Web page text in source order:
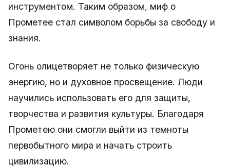
инструментом. Таким образом, миф о
Прометее стал символом борьбы за свободу и
знания.
Огонь олицетворяет не только физическую
энергию, но и духовное просвещение. Люди
научились использовать его для защиты,
творчества и развития культуры. Благодаря
Прометею они смогли выйти из темноты
первобытного мира и начать строить
цивилизацию.